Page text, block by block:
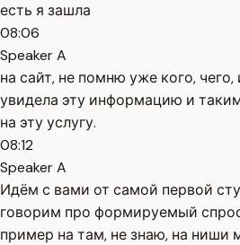
есть я зашла
08:06
Speaker A
на сайт, не помню уже кого,
увидела эту информацию и
на эту услугу.
08:12
Speaker A
Идём с вами от самой первой
говорим про формируемый
пример на там, не знаю, на ниши